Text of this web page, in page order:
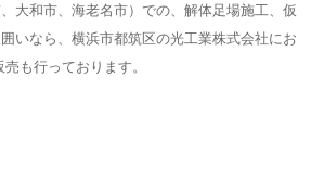
大和市、海老名市）での、解体足場施工、仮
いなら、横浜市都筑区の光工業株式会社にお
も行っております。